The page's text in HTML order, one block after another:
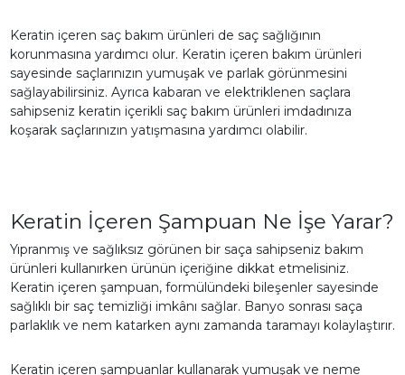
Keratin içeren saç bakım ürünleri de saç sağlığının
korunmasına yardımcı olur. Keratin içeren bakım ürünleri
sayesinde saçlarınızın yumuşak ve parlak görünmesini
sağlayabilirsiniz. Ayrıca kabaran ve elektriklenen saçlara
sahipseniz keratin içerikli saç bakım ürünleri imdadınıza
koşarak saçlarınızın yatışmasına yardımcı olabilir.
Keratin İçeren Şampuan Ne İşe Yarar?
Yıpranmış ve sağlıksız görünen bir saça sahipseniz bakım
ürünleri kullanırken ürünün içeriğine dikkat etmelisiniz.
Keratin içeren şampuan, formülündeki bileşenler sayesinde
sağlıklı bir saç temizliği imkânı sağlar. Banyo sonrası saça
parlaklık ve nem katarken aynı zamanda taramayı kolaylaştırır.
Keratin içeren şampuanlar kullanarak yumuşak ve neme